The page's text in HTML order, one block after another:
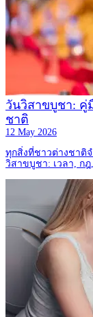
วันวิสาขบูชา: คู่
ชาติ
12 May 2026
ทุกสิ่งที่ชาวต่างชาติ
วิสาขบูชา: เวลา, ก